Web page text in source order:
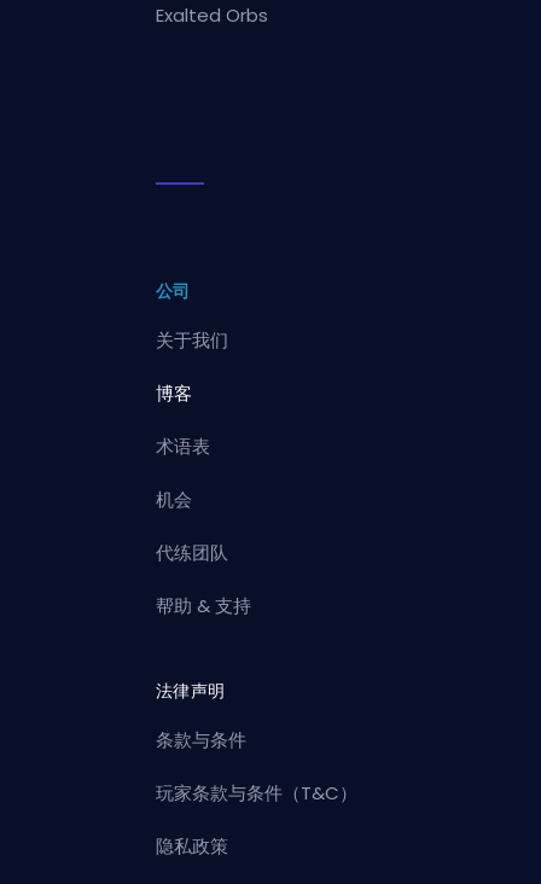
Exalted Orbs
公司
关于我们
博客
术语表
机会
代练团队
帮助 & 支持
法律声明
条款与条件
玩家条款与条件（T&C）
隐私政策